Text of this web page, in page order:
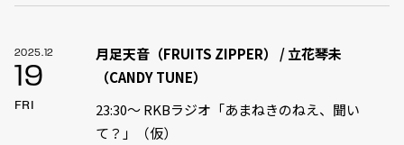
2025.12
19
FRI
月足天音（FRUITS ZIPPER） / 立花琴未
（CANDY TUNE）
23:30〜 RKBラジオ「あまねきのねえ、聞い
て？」（仮）